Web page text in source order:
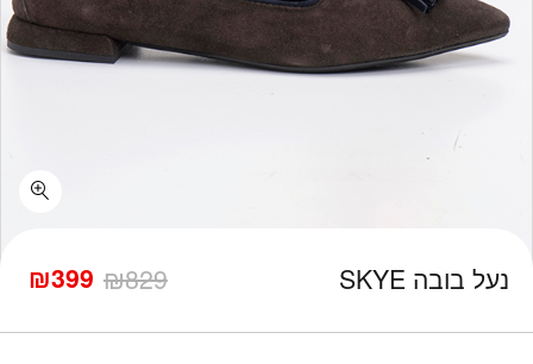
נעל בובה SKYE ₪829
המחיר
המקורי
₪399 המחיר
הנוכחי